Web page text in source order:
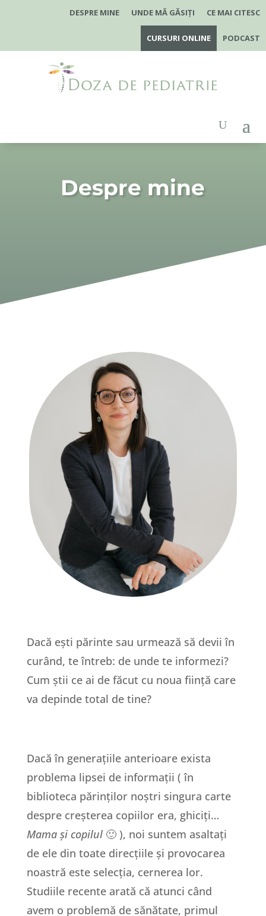
DESPRE MINE UNDE MĂ GĂSIȚI CE MAI CITESC
CURSURI ONLINE PODCAST
Despre mine
Dacă ești părinte sau urmează să devii în
curând, te întreb: de unde te informezi?
Cum știi ce ai de făcut cu noua ființă care
va depinde total de tine?
Dacă în generațiile anterioare exista
problema lipsei de informații ( în
biblioteca părinților noștri singura carte
despre creșterea copiilor era, ghiciți…
Mama și copilul🙂 ), noi suntem asaltați
de ele din toate direcțiile și provocarea
noastră este selecția, cernerea lor.
Studiile recente arată că atunci când
avem o problemă de sănătate, primul